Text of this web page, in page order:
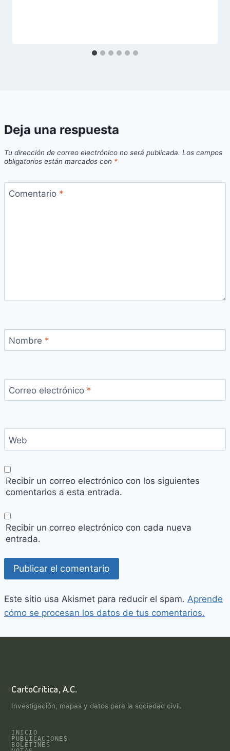
Deja una respuesta
Tu dirección de correo electrónico no será publicada. Los campos
obligatorios están marcados con *
Comentario *
Nombre *
Correo electrónico *
Web
Recibir un correo electrónico con los siguientes
comentarios a esta entrada.
Recibir un correo electrónico con cada nueva
entrada.
Este sitio usa Akismet para reducir el spam. Aprende
cómo se procesan los datos de tus comentarios.
CartoCrítica, A.C.
Investigación, mapas y datos para la sociedad civil.
INICIO
PUBLICACIONES
BOLETINES